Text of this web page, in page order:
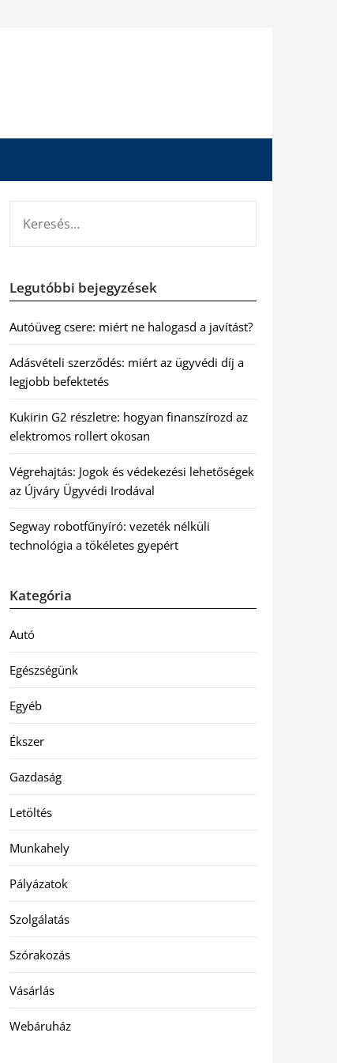
Legutóbbi bejegyzések
Autóüveg csere: miért ne halogasd a javítást?
Adásvételi szerződés: miért az ügyvédi díj a
legjobb befektetés
Kukirin G2 részletre: hogyan finanszírozd az
elektromos rollert okosan
Végrehajtás: Jogok és védekezési lehetőségek
az Újváry Ügyvédi Irodával
Segway robotfűnyíró: vezeték nélküli
technológia a tökéletes gyepért
Kategória
Autó
Egészségünk
Egyéb
Ékszer
Gazdaság
Letöltés
Munkahely
Pályázatok
Szolgálatás
Szórakozás
Vásárlás
Webáruház